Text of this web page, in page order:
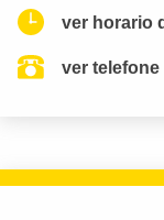
ver horario
ver telefone